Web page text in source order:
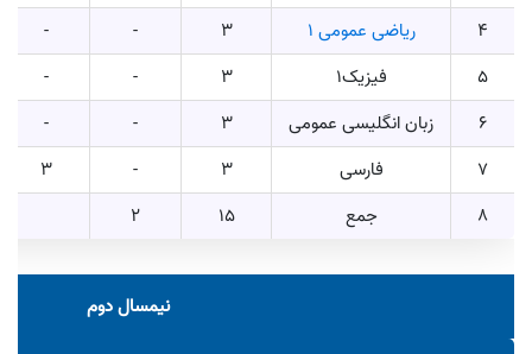
4 ریاضی عمومی ۱ 3
-
-
5
فیزیک1 3
-
-
6
زبان انگلیسی عمومی 3
-
-
7
فارسی 3
-
3
8
جمع 15
2
نیمسال دوم